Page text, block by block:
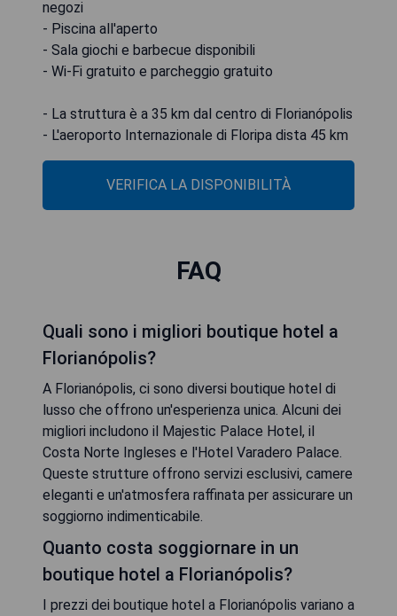
negozi
- Piscina all'aperto
- Sala giochi e barbecue disponibili
- Wi-Fi gratuito e parcheggio gratuito
- La struttura è a 35 km dal centro di Florianópolis
- L'aeroporto Internazionale di Floripa dista 45 km
VERIFICA LA DISPONIBILITÀ
FAQ
Quali sono i migliori boutique hotel a
Florianópolis?
A Florianópolis, ci sono diversi boutique hotel di
lusso che offrono un'esperienza unica. Alcuni dei
migliori includono il Majestic Palace Hotel, il
Costa Norte Ingleses e l'Hotel Varadero Palace.
Queste strutture offrono servizi esclusivi, camere
eleganti e un'atmosfera raffinata per assicurare un
soggiorno indimenticabile.
Quanto costa soggiornare in un
boutique hotel a Florianópolis?
I prezzi dei boutique hotel a Florianópolis variano a